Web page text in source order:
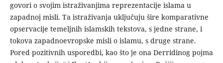
govori o svojim istraživanjima reprezentacije islama u
zapadnoj misli. Ta istraživanja uključuju šire komparativne
opservacije temeljnih islamskih tekstova, s jedne strane, i
tokova zapadnoevropske misli o islamu, s druge strane.
Pored pozitivnih usporedbi, kao što je ona Derridinog pojma